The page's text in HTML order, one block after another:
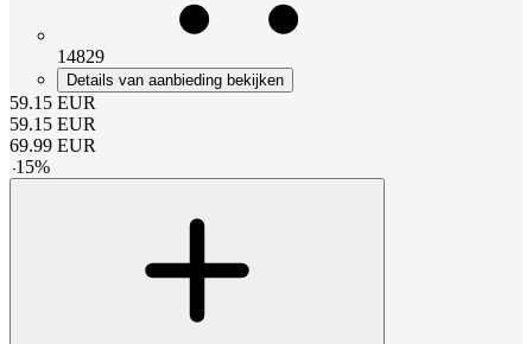
14829
Details van aanbieding bekijken
59.15 EUR
59.15 EUR
69.99 EUR
-15%